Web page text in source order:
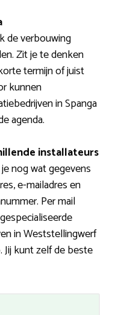
de verbouwing
Zit je te denken
termijn of juist
kunnen
in Spanga
agenda.
installateurs
nog wat gegevens
e-mailadres en
Per mail
in Weststellingwerf
kunt zelf de beste